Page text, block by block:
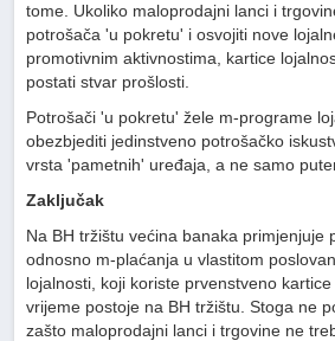
tome. Ukoliko maloprodajni lanci i
potrošača 'u pokretu' i osvojiti nove
promotivnim aktivnostima, kartice
postati stvar prošlosti.
Potrošači 'u pokretu' žele m-programe
obezbjediti jedinstveno potrošačko
vrsta 'pametnih' uređaja, a ne samo
Zaključak
Na BH tržištu većina banaka primjenjuje
odnosno m-plaćanja u vlastitom
lojalnosti, koji koriste prvenstveno
vrijeme postoje na BH tržištu. Stoga ne
zašto maloprodajni lanci i trgovine ne